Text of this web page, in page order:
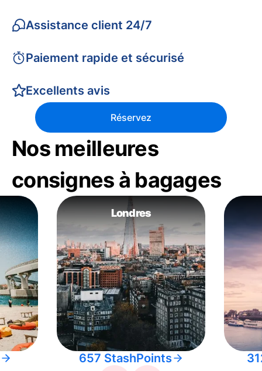
Assistance client 24/7
Paiement rapide et sécurisé
Excellents avis
Réservez
Nos meilleures
consignes à bagages
Londres
657 StashPoints